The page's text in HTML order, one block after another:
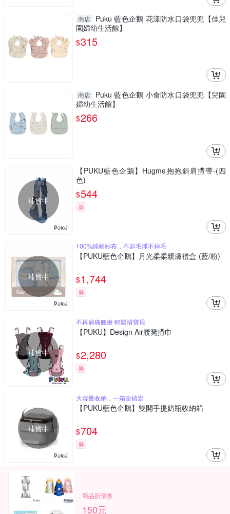
商店
Puku 藍色企鵝 花漾防水口袋兜兜【佳兒
園婦幼生活館】
$315
商店
Puku 藍色企鵝 小食防水口袋兜兜【兒園
婦幼生活館】
$266
補貨中
【PUKU藍色企鵝】Hugme抱抱斜肩揹帶-(四
色)
$544
券
補貨中
100%純棉紗布，不起毛球不掉毛
【PUKU藍色企鵝】月光柔柔親膚禮盒-(藍/粉)
$1,744
券
補貨中
不再肩痛腰痠 輕鬆揹寶貝
【PUKU】Design Air腰凳揹巾
$2,280
券
補貨中
大容量收納，一箱全搞定
【PUKU藍色企鵝】雙開手提奶瓶收納箱
$704
券
商品折價券
150元